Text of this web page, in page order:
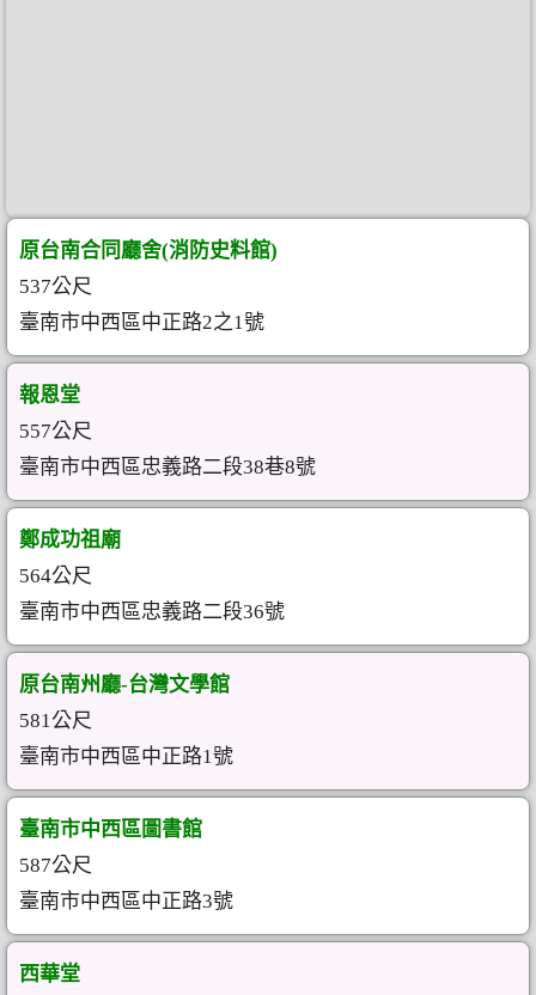
原台南合同廳舍(消防史料館)
537公尺
臺南市中西區中正路2之1號
報恩堂
557公尺
臺南市中西區忠義路二段38巷8號
鄭成功祖廟
564公尺
臺南市中西區忠義路二段36號
原台南州廳-台灣文學館
581公尺
臺南市中西區中正路1號
臺南市中西區圖書館
587公尺
臺南市中西區中正路3號
西華堂